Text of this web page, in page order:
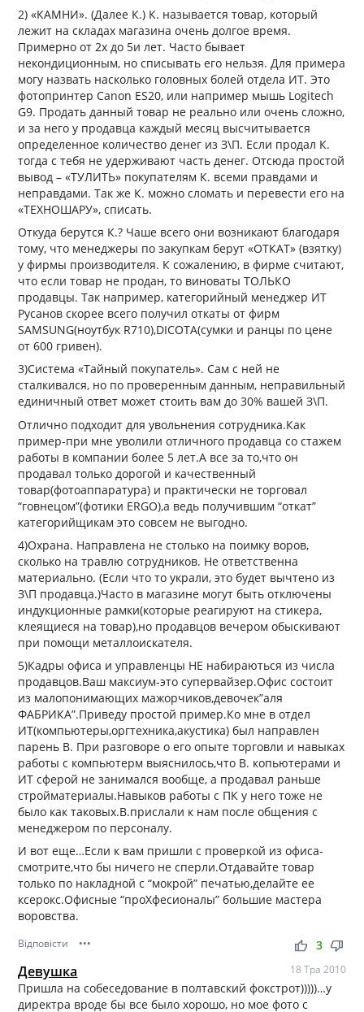
2) «КАМНИ». (Далее К.) К. называется товар, который
лежит на складах магазина очень долгое время.
Примерно от 2х до 5и лет. Часто бывает
некондиционным, но списывать его нельзя. Для примера
могу назвать насколько головных болей отдела ИТ. Это
фотопринтер Canon ES20, или например мышь Logitech
G9. Продать данный товар не реально или очень сложно,
и за него у продавца каждый месяц высчитывается
определенное количество денег из З\П. Если продал К.
тогда с тебя не удерживают часть денег. Отсюда простой
вывод – «ТУЛИТЬ» покупателям К. всеми правдами и
неправдами. Так же К. можно сломать и перевести его на
«ТЕХНОШАРУ», списать.
Откуда берутся К.? Чаше всего они возникают благодаря
тому, что менеджеры по закупкам берут «ОТКАТ» (взятку)
у фирмы производителя. К сожалению, в фирме считают,
что если товар не продан, то виноваты ТОЛЬКО
продавцы. Так например, категорийный менеджер ИТ
Русанов скорее всего получил откаты от фирм
SAMSUNG(ноутбук R710),DICOTA(сумки и ранцы по цене
от 600 гривен).
3)Система «Тайный покупатель». Сам с ней не
сталкивался, но по проверенным данным, неправильный
единичный ответ может стоить вам до 30% вашей З\П.
Отлично подходит для увольнения сотрудника.Как
пример-при мне уволили отличного продавца со стажем
работы в компании более 5 лет.А все за то,что он
продавал только дорогой и качественный
товар(фотоаппаратура) и практически не торговал
“говнецом”(фотики ERGO),а ведь получившим “откат”
категорийщикам это совсем не выгодно.
4)Охрана. Направлена не столько на поимку воров,
сколько на травлю сотрудников. Не ответственна
материально. (Если что то украли, это будет вычтено из
З\П продавца.)Часто в магазине могут быть отключены
индукционные рамки(которые реагируют на стикера,
клеящиеся на товар),но продавцов вечером обыскивают
при помощи металлоискателя.
5)Кадры офиса и управленцы НЕ набираються из числа
продавцов.Ваш максиум-это супервайзер.Офис состоит
из малопонимающих мажорчиков,девочек”аля
ФАБРИКА”.Приведу простой пример.Ко мне в отдел
ИТ(компьютеры,оргтехника,акустика) был направлен
парень В. При разговоре о его опыте торговли и навыках
работы с компьютерм выяснилось,что В. копьютерами и
ИТ сферой не занимался вообще, а продавал раньше
стройматериалы.Навыков работы с ПК у него тоже не
было как таковых.В.прислали к нам после общения с
менеджером по персоналу.
И вот еще…Если к вам пришли с проверкой из офиса-
смотрите,что бы ничего не сперли.Отдавайте товар
только по накладной с “мокрой” печатью,делайте ее
ксерокс.Офисные “проХфесионалы” большие мастера
воровства.
Відповісти ••• thumb_up thumb_down
3
Девушка 18 Тра 2010
Пришла на собеседование в полтавский фокстрот)))))…у
директра вроде бы все было хорошо, но мое фото с